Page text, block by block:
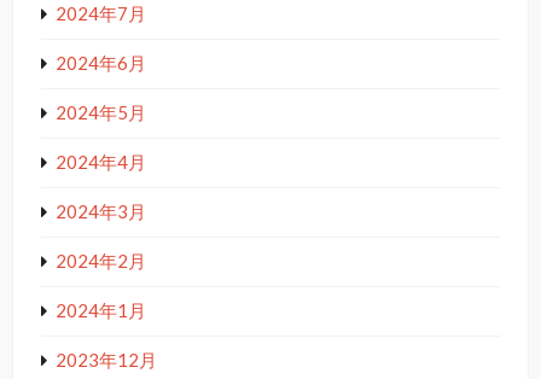
2024年7月
2024年6月
2024年5月
2024年4月
2024年3月
2024年2月
2024年1月
2023年12月